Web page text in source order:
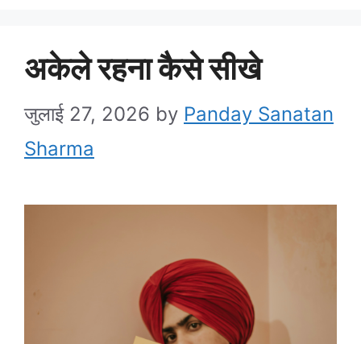
अकेले रहना कैसे सीखे
जुलाई 27, 2026 by Panday Sanatan
Sharma